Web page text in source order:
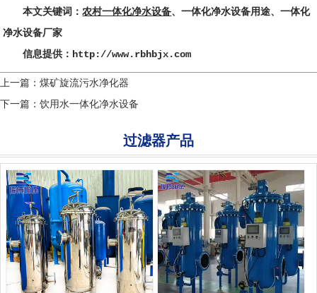
本文关键词：农村一体化净水设备、一体化净水设备用途、一体化
净水设备厂家
信息提供：http://www.rbhbjx.com
上一篇： 煤矿旋流污水净化器
下一篇： 饮用水一体化净水设备
过滤器产品